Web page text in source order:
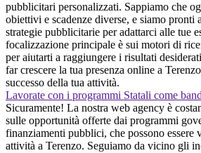
pubblicitari personalizzati. Sappiamo che
obiettivi e scadenze diverse, e siamo pronti
strategie pubblicitarie per adattarci alle tue
focalizzazione principale è sui motori di
per aiutarti a raggiungere i risultati
far crescere la tua presenza online a
successo della tua attività.
Lavorate con i programmi Statali come
Sicuramente! La nostra web agency è
sulle opportunità offerte dai programmi
finanziamenti pubblici, che possono essere
attività a Terenzo. Seguiamo da vicino gli